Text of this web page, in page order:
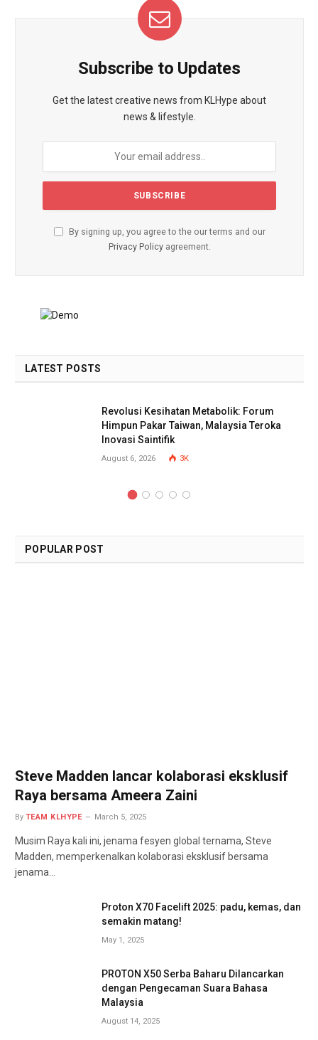
Subscribe to Updates
Get the latest creative news from KLHype about
news & lifestyle.
By signing up, you agree to the our terms and our
Privacy Policyagreement.
LATEST POSTS
Revolusi Kesihatan Metabolik: Forum
Himpun Pakar Taiwan, Malaysia Teroka
Inovasi Saintifik
August 6, 2026 3K
POPULAR POST
Steve Madden lancar kolaborasi eksklusif
Raya bersama Ameera Zaini
By TEAM KLHYPE March 5, 2025
Musim Raya kali ini, jenama fesyen global ternama, Steve
Madden, memperkenalkan kolaborasi eksklusif bersama
jenama…
Proton X70 Facelift 2025: padu, kemas, dan
semakin matang!
May 1, 2025
PROTON X50 Serba Baharu Dilancarkan
dengan Pengecaman Suara Bahasa
Malaysia
August 14, 2025